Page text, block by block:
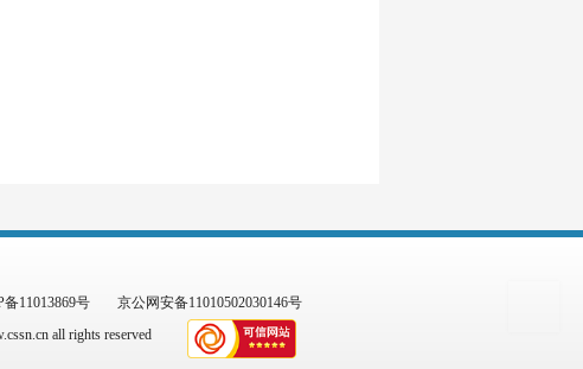
备11013869号
京公网安备11010502030146号
all rights reserved